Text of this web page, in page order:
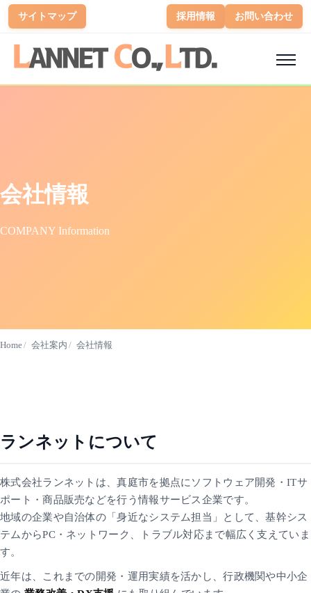
サイトマップ 採用情報 お問い合わせ
会社情報
COMPANY Information
Home 会社案内 会社情報
ランネットについて
株式会社ランネットは、真庭市を拠点にソフトウェア開発・ITサ
ポート・商品販売などを行う情報サービス企業です。
地域の企業や自治体の「身近なシステム担当」として、基幹シス
テムからPC・ネットワーク、トラブル対応まで幅広く支えていま
す。
近年は、これまでの開発・運用実績を活かし、行政機関や中小企